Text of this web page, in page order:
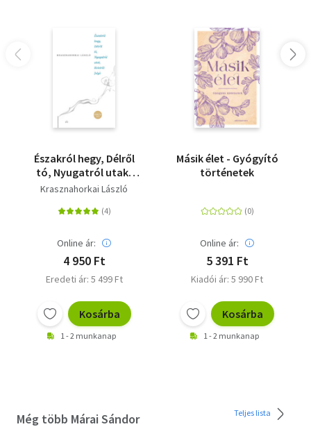
Északról hegy, Délről
tó, Nyugatról utak,
Keletről folyó
Krasznahorkai László
Online ár:
4 950 Ft
Eredeti ár: 5 499 Ft
Kosárba
1 - 2 munkanap
Másik élet - Gyógyító
történetek
Online ár:
5 391 Ft
Kiadói ár: 5 990 Ft
Kosárba
1 - 2 munkanap
Még több Márai Sándor Teljes lista